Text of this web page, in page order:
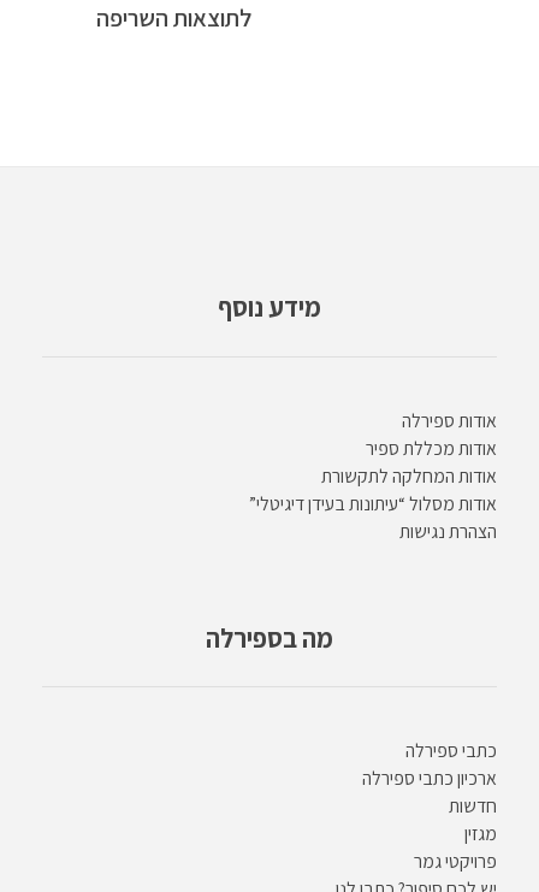
לתוצאות השריפה
מידע נוסף
אודות ספירלה
אודות מכללת ספיר
אודות המחלקה לתקשורת
אודות מסלול “עיתונות בעידן דיגיטלי”
הצהרת נגישות
מה בספירלה
כתבי ספירלה
ארכיון כתבי ספירלה
חדשות
מגזין
פרויקטי גמר